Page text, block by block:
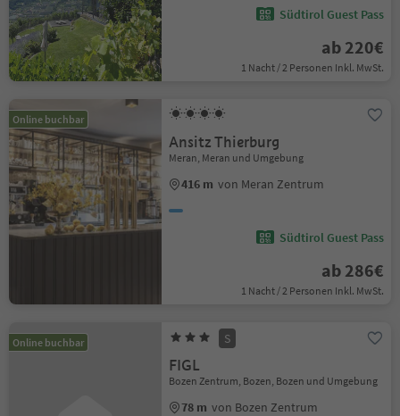
Südtirol Guest Pass
ab 220€
1 Nacht / 2 Personen Inkl. MwSt.
Online buchbar
Ansitz Thierburg
Meran, Meran und Umgebung
416 m von Meran Zentrum
Südtirol Guest Pass
ab 286€
1 Nacht / 2 Personen Inkl. MwSt.
Online buchbar S
FIGL
Bozen Zentrum, Bozen, Bozen und Umgebung
78 m von Bozen Zentrum